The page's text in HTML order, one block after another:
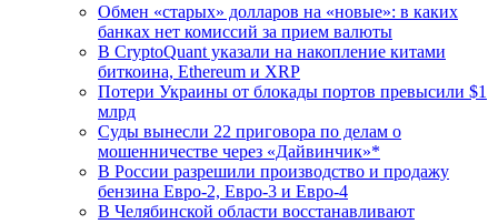
Обмен «старых» долларов на «новые»: в каких
банках нет комиссий за прием валюты
В CryptoQuant указали на накопление китами
биткоина, Ethereum и XRP
Потери Украины от блокады портов превысили $1
млрд
Суды вынесли 22 приговора по делам о
мошенничестве через «Дайвинчик»*
В России разрешили производство и продажу
бензина Евро-2, Евро-3 и Евро-4
В Челябинской области восстанавливают